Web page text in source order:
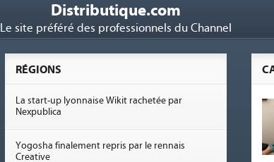
Distributique.com
Le site préféré des professionnels du Channel
RÉGIONS
La start-up lyonnaise Wikit rachetée par
Nexpublica
Yogosha finalement repris par le rennais
Creative